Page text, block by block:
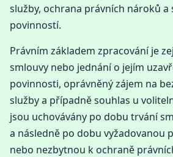
služby, ochrana právních nároků a
povinností.
Právním základem zpracování je
smlouvy nebo jednání o jejím
povinnosti, oprávněný zájem na
služby a případně souhlas u
jsou uchovávány po dobu trvání
a následně po dobu vyžadovanou
nebo nezbytnou k ochraně